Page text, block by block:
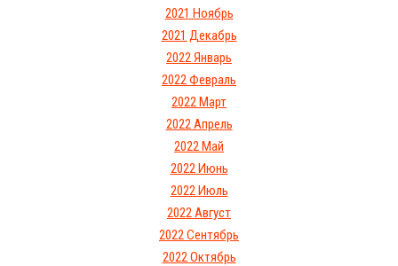
2021 Ноябрь
2021 Декабрь
2022 Январь
2022 Февраль
2022 Март
2022 Апрель
2022 Май
2022 Июнь
2022 Июль
2022 Август
2022 Сентябрь
2022 Октябрь